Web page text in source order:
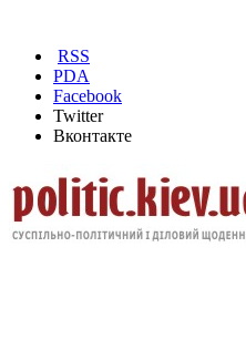
RSS
PDA
Facebook
Twitter
Вконтакте